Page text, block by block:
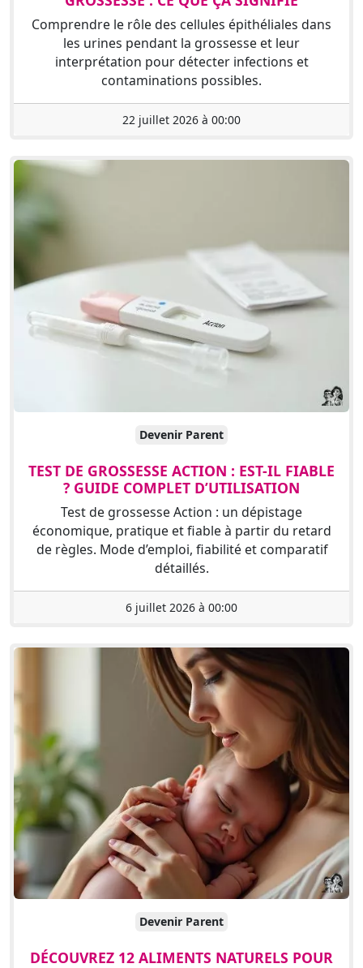
Comprendre le rôle des cellules épithéliales dans
les urines pendant la grossesse et leur
interprétation pour détecter infections et
contaminations possibles.
22 juillet 2026 à 00:00
Devenir Parent
TEST DE GROSSESSE ACTION : EST-IL FIABLE
? GUIDE COMPLET D’UTILISATION
Test de grossesse Action : un dépistage
économique, pratique et fiable à partir du retard
de règles. Mode d’emploi, fiabilité et comparatif
détaillés.
6 juillet 2026 à 00:00
Devenir Parent
DÉCOUVREZ 12 ALIMENTS NATURELS POUR